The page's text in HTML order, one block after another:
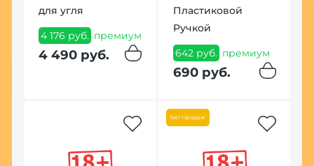
для угля
4 176 руб. премиум
4 490 руб.
Пластиковой
Ручкой
642 руб. премиум
690 руб.
Хит продаж